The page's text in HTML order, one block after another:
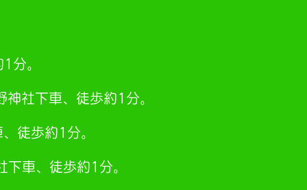
分。
社下車、徒歩約1分。
徒歩約1分。
車、徒歩約1分。